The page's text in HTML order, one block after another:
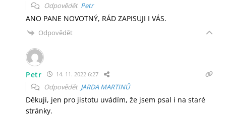
Odpovědět Petr
ANO PANE NOVOTNÝ, RÁD ZAPISUJI I VÁS.
Odpovědět
Petr 14. 11. 2022 6:27
Odpovědět JARDA MARTINŮ
Děkuji, jen pro jistotu uvádím, že jsem psal i na staré
stránky.